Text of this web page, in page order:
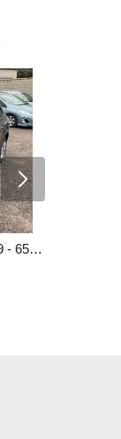
4x4 - SUV - Essence - Année 2019 - 65 200 km, 8 990 €